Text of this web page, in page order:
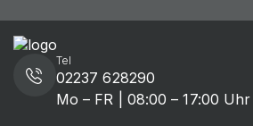
Tel
02237 628290
Mo – FR | 08:00 – 17:00 Uhr